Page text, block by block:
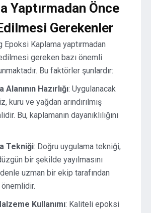
Yaptırmadan Önce
Gerekenler
Kaplama yaptırmadan
gereken bazı önemli
Bu faktörler şunlardır:
Hazırlığı: Uygulanacak
kuru ve yağdan arındırılmış
Bu, kaplamanın dayanıklılığını
Tekniği: Doğru uygulama tekniği,
bir şekilde yayılmasını
uzman bir ekip tarafından
önemlidir.
Kullanımı: Kaliteli epoksi